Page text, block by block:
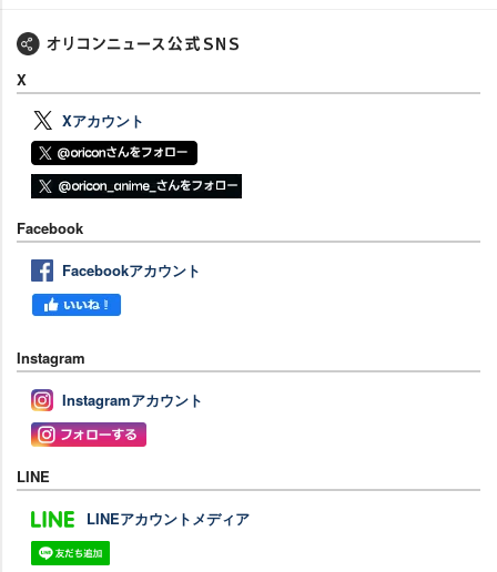
X
Xアカウント
Facebook
Facebookアカウント
Instagram
Instagramアカウント
LINE
LINEアカウントメディア